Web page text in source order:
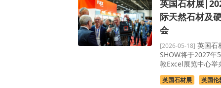
英国石材展
际天然石材及
会
[2026-05-18] 英国石
SHOW将于2027年
敦Excel展览中心举
英国石材展 英国伦